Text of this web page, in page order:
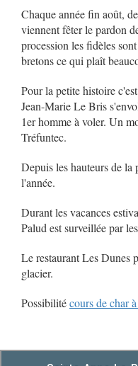
Chaque année fin août,
viennent fêter le pardon
procession les fidèles
bretons ce qui plaît
Pour la petite histoire
Jean-Marie Le Bris
1er homme à voler. Un
Tréfuntec.
Depuis les hauteurs de
l'année.
Durant les vacances
Palud est surveillée par
Le restaurant Les Dunes
glacier.
Possibilitécours de char